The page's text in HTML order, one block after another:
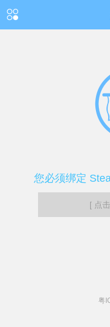
您必须绑定
[ 点
粤